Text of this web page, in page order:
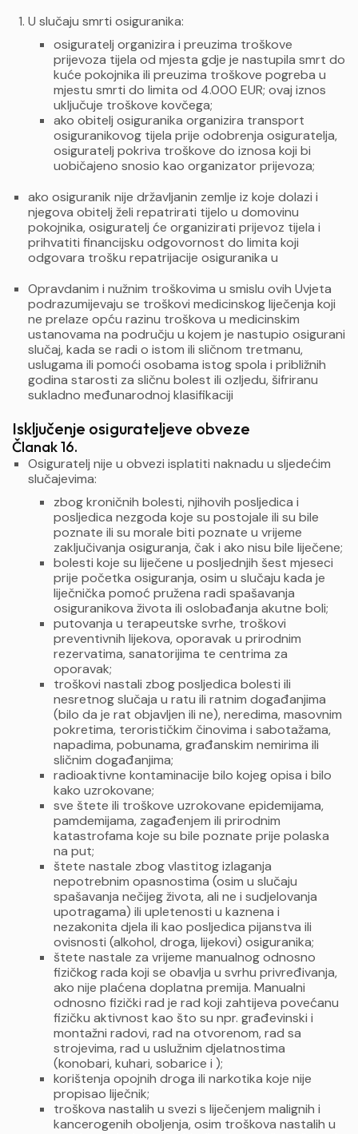
U slučaju smrti osiguranika:
osiguratelj organizira i preuzima troškove
prijevoza tijela od mjesta gdje je nastupila smrt do
kuće pokojnika ili preuzima troškove pogreba u
mjestu smrti do limita od 4.000 EUR; ovaj iznos
uključuje troškove kovčega;
ako obitelj osiguranika organizira transport
osiguranikovog tijela prije odobrenja osiguratelja,
osiguratelj pokriva troškove do iznosa koji bi
uobičajeno snosio kao organizator prijevoza;
ako osiguranik nije državljanin zemlje iz koje dolazi i
njegova obitelj želi repatrirati tijelo u domovinu
pokojnika, osiguratelj će organizirati prijevoz tijela i
prihvatiti financijsku odgovornost do limita koji
odgovara trošku repatrijacije osiguranika u
Opravdanim i nužnim troškovima u smislu ovih Uvjeta
podrazumijevaju se troškovi medicinskog liječenja koji
ne prelaze opću razinu troškova u medicinskim
ustanovama na području u kojem je nastupio osigurani
slučaj, kada se radi o istom ili sličnom tretmanu,
uslugama ili pomoći osobama istog spola i približnih
godina starosti za sličnu bolest ili ozljedu, šifriranu
sukladno međunarodnoj klasifikaciji
Isključenje osigurateljeve obveze
Članak 16.
Osiguratelj nije u obvezi isplatiti naknadu u sljedećim
slučajevima:
zbog kroničnih bolesti, njihovih posljedica i
posljedica nezgoda koje su postojale ili su bile
poznate ili su morale biti poznate u vrijeme
zaključivanja osiguranja, čak i ako nisu bile liječene;
bolesti koje su liječene u posljednjih šest mjeseci
prije početka osiguranja, osim u slučaju kada je
liječnička pomoć pružena radi spašavanja
osiguranikova života ili oslobađanja akutne boli;
putovanja u terapeutske svrhe, troškovi
preventivnih lijekova, oporavak u prirodnim
rezervatima, sanatorijima te centrima za
oporavak;
troškovi nastali zbog posljedica bolesti ili
nesretnog slučaja u ratu ili ratnim događanjima
(bilo da je rat objavljen ili ne), neredima, masovnim
pokretima, terorističkim činovima i sabotažama,
napadima, pobunama, građanskim nemirima ili
sličnim događanjima;
radioaktivne kontaminacije bilo kojeg opisa i bilo
kako uzrokovane;
sve štete ili troškove uzrokovane epidemijama,
pamdemijama, zagađenjem ili prirodnim
katastrofama koje su bile poznate prije polaska
na put;
štete nastale zbog vlastitog izlaganja
nepotrebnim opasnostima (osim u slučaju
spašavanja nečijeg života, ali ne i sudjelovanja
upotragama) ili upletenosti u kaznena i
nezakonita djela ili kao posljedica pijanstva ili
ovisnosti (alkohol, droga, lijekovi) osiguranika;
štete nastale za vrijeme manualnog odnosno
fizičkog rada koji se obavlja u svrhu privređivanja,
ako nije plaćena doplatna premija. Manualni
odnosno fizički rad je rad koji zahtijeva povećanu
fizičku aktivnost kao što su npr. građevinski i
montažni radovi, rad na otvorenom, rad sa
strojevima, rad u uslužnim djelatnostima
(konobari, kuhari, sobarice i );
korištenja opojnih droga ili narkotika koje nije
propisao liječnik;
troškova nastalih u svezi s liječenjem malignih i
kancerogenih oboljenja, osim troškova nastalih u